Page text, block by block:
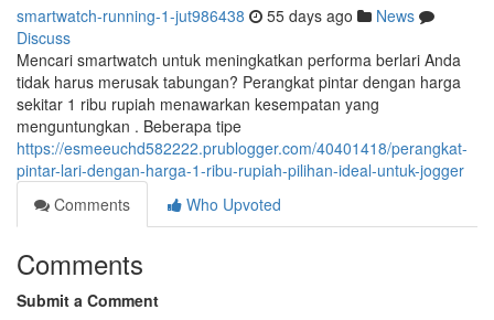
smartwatch-running-1-jut986438 55 days ago
News
Discuss
Mencari smartwatch untuk meningkatkan performa berlari Anda
tidak harus merusak tabungan? Perangkat pintar dengan harga
sekitar 1 ribu rupiah menawarkan kesempatan yang
menguntungkan . Beberapa tipe
https://esmeeuchd582222.prublogger.com/40401418/perangkat-
pintar-lari-dengan-harga-1-ribu-rupiah-pilihan-ideal-untuk-jogger
Comments
Who Upvoted
Comments
Submit a Comment